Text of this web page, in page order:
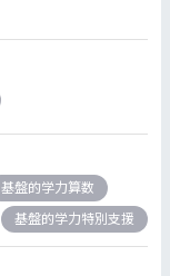
基盤的学力算数
基盤的学力特別支援